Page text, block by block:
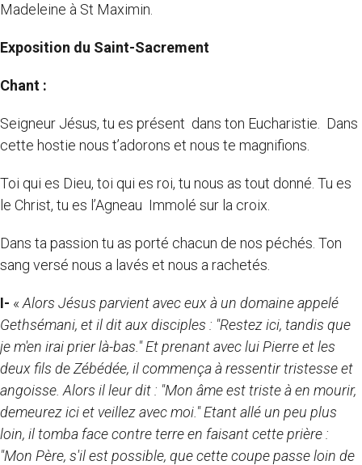
Madeleine à St Maximin.
Exposition du Saint-Sacrement
Chant :
Seigneur Jésus, tu es présent dans ton Eucharistie. Dans
cette hostie nous t’adorons et nous te magnifions.
Toi qui es Dieu, toi qui es roi, tu nous as tout donné. Tu es
le Christ, tu es l’Agneau Immolé sur la croix.
Dans ta passion tu as porté chacun de nos péchés. Ton
sang versé nous a lavés et nous a rachetés.
I- « Alors Jésus parvient avec eux à un domaine appelé
Gethsémani, et il dit aux disciples : "Restez ici, tandis que
je m'en irai prier là-bas." Et prenant avec lui Pierre et les
deux fils de Zébédée, il commença à ressentir tristesse et
angoisse. Alors il leur dit : "Mon âme est triste à en mourir,
demeurez ici et veillez avec moi." Etant allé un peu plus
loin, il tomba face contre terre en faisant cette prière :
"Mon Père, s'il est possible, que cette coupe passe loin de